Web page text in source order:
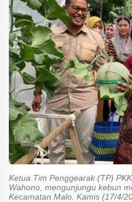
Ketua Tim Penggearak (TP)
Wahono, mengunjungu kebun
Kecamatan Malo. Kamis (17/4/